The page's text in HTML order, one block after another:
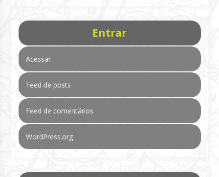
Entrar
Acessar
Feed de posts
Feed de comentários
WordPress.org